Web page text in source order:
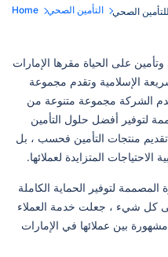
Home التأمين الصحي الصحي
على الحياة مقرها الإمارات
الإسلامية وتقدم مجموعة
الشركة مجموعة متنوعة من
لتوفير أفضل حلول التأمين
تقديم منتجات التأمين فحسب ، بل
المتزايدة لعملائها.
المصممة لتوفير الحماية الكاملة
كل شيء ، جعلت خدمة العملاء
بين عملائها في الإمارات